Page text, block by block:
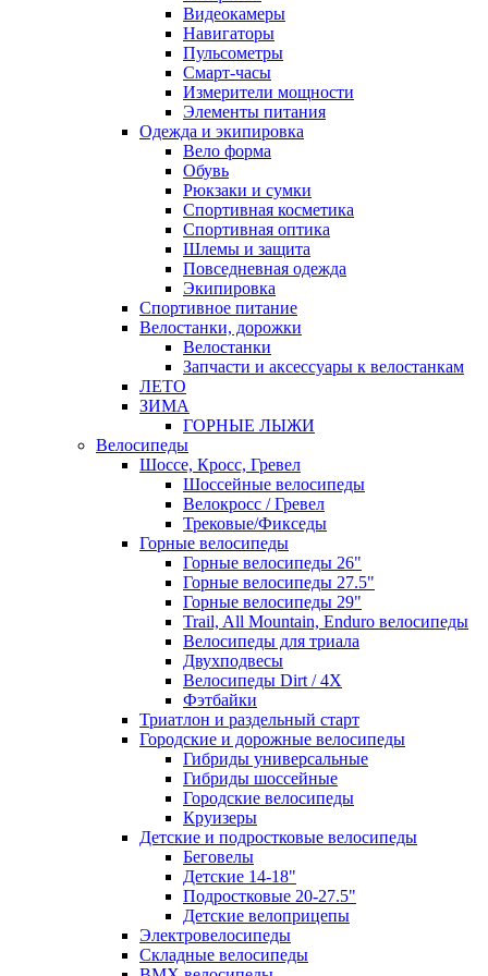
Видеокамеры
Навигаторы
Пульсометры
Смарт-часы
Измерители мощности
Элементы питания
Одежда и экипировка
Вело форма
Обувь
Рюкзаки и сумки
Спортивная косметика
Спортивная оптика
Шлемы и защита
Повседневная одежда
Экипировка
Спортивное питание
Велостанки, дорожки
Велостанки
Запчасти и аксессуары к велостанкам
ЛЕТО
ЗИМА
ГОРНЫЕ ЛЫЖИ
Велосипеды
Шоссе, Кросс, Гревел
Шоссейные велосипеды
Велокросс / Гревел
Трековые/Фикседы
Горные велосипеды
Горные велосипеды 26"
Горные велосипеды 27.5"
Горные велосипеды 29"
Trail, All Mountain, Enduro велосипеды
Велосипеды для триала
Двухподвесы
Велосипеды Dirt / 4X
Фэтбайки
Триатлон и раздельный старт
Городские и дорожные велосипеды
Гибриды универсальные
Гибриды шоссейные
Городские велосипеды
Круизеры
Детские и подростковые велосипеды
Беговелы
Детские 14-18"
Подростковые 20-27.5"
Детские велоприцепы
Электровелосипеды
Складные велосипеды